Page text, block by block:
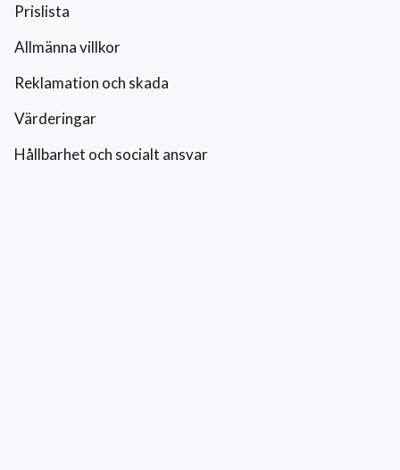
Prislista
Allmänna villkor
Reklamation och skada
Värderingar
Hållbarhet och socialt ansvar